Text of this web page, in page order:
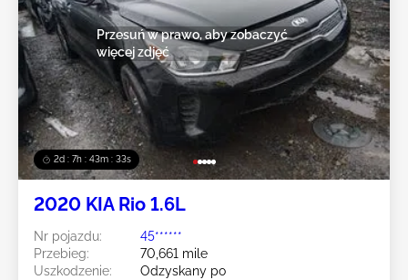
2d : 7h : 43m : 30s
Przesuń w prawo, aby zobaczyć
więcej zdjęć
2020 KIA Rio 1.6L
Nr pojazdu:
45******
Przebieg:
70,661 mile
Uszkodzenie:
Odzyskany po